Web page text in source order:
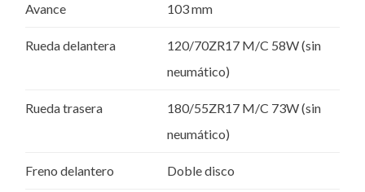
Avance 103 mm
Rueda delantera
120/70ZR17 M/C 58W (sin
neumático)
Rueda trasera
180/55ZR17 M/C 73W (sin
neumático)
Freno delantero Doble disco